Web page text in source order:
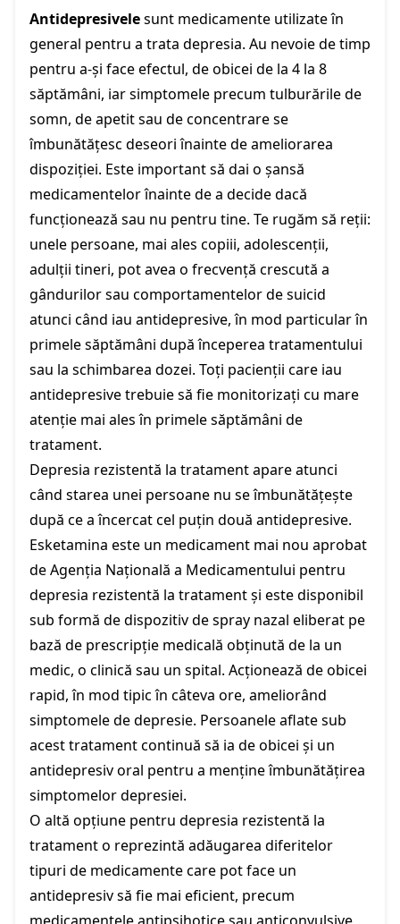
Antidepresivelesunt medicamente utilizate în
general pentru a trata depresia. Au nevoie de timp
pentru a-și face efectul, de obicei de la 4 la 8
săptămâni, iar simptomele precum tulburările de
somn, de apetit sau de concentrare se
îmbunătățesc deseori înainte de ameliorarea
dispoziției. Este important să dai o șansă
medicamentelor înainte de a decide dacă
funcționează sau nu pentru tine. Te rugăm să reții:
unele persoane, mai ales copiii, adolescenții,
adulții tineri, pot avea o frecvență crescută a
gândurilor sau comportamentelor de suicid
atunci când iau antidepresive, în mod particular în
primele săptămâni după începerea tratamentului
sau la schimbarea dozei. Toți pacienții care iau
antidepresive trebuie să fie monitorizați cu mare
atenție mai ales în primele săptămâni de
tratament.
Depresia rezistentă la tratament apare atunci
când starea unei persoane nu se îmbunătățește
după ce a încercat cel puțin două antidepresive.
Esketamina este un medicament mai nou aprobat
de Agenția Națională a Medicamentului pentru
depresia rezistentă la tratament și este disponibil
sub formă de dispozitiv de spray nazal eliberat pe
bază de prescripție medicală obținută de la un
medic, o clinică sau un spital. Acționează de obicei
rapid, în mod tipic în câteva ore, ameliorând
simptomele de depresie. Persoanele aflate sub
acest tratament continuă să ia de obicei și un
antidepresiv oral pentru a menține îmbunătățirea
simptomelor depresiei.
O altă opțiune pentru depresia rezistentă la
tratament o reprezintă adăugarea diferitelor
tipuri de medicamente care pot face un
antidepresiv să fie mai eficient, precum
medicamentele antipsihotice sau anticonvulsive